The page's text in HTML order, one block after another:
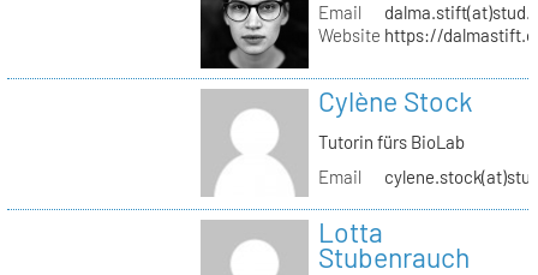
Email
Website https://
Cylène Stock
Tutorin fürs BioLab
Email
Lotta
Stubenrauch